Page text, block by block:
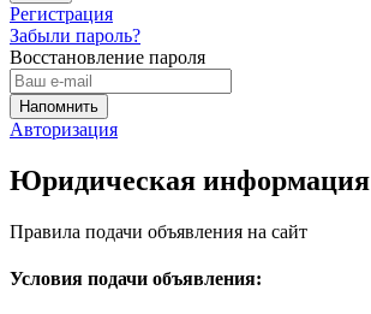
Регистрация
Забыли пароль?
Восстановление пароля
Авторизация
Юридическая информация
Правила подачи объявления на сайт
Условия подачи объявления: